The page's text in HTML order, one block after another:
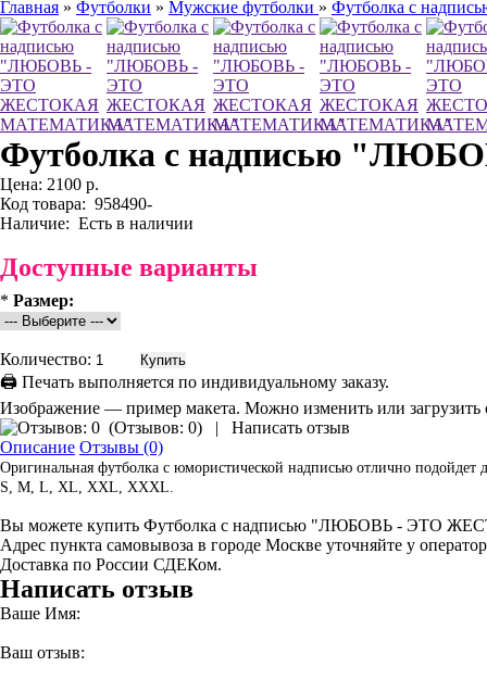
Главная » Футболки » Мужские футболки » Футболка с
Футболка с надписью
Цена: 2100 р.
Код товара: 958490-
Наличие: Есть в наличии
Доступные варианты
* Размер:
Количество:
🖨 Печать выполняется по индивидуальному заказу.
Изображение — пример макета. Можно изменить или загрузить
(Отзывов: 0) |
Написать отзыв
Описание Отзывы (0)
Оригинальная футболка с юмористической надписью отлично
S, M, L, XL, XXL, XXXL.
Вы можете купить Футболка с надписью "ЛЮБОВЬ - ЭТО
Адрес пункта самовывоза в городе Москве уточняйте у
Доставка по России СДЕКом.
Написать отзыв
Ваше Имя:
Ваш отзыв: